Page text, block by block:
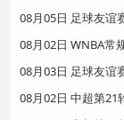
08月05日 足球友谊
08月02日 WNBA常
08月03日 足球友谊
08月02日 中超第21